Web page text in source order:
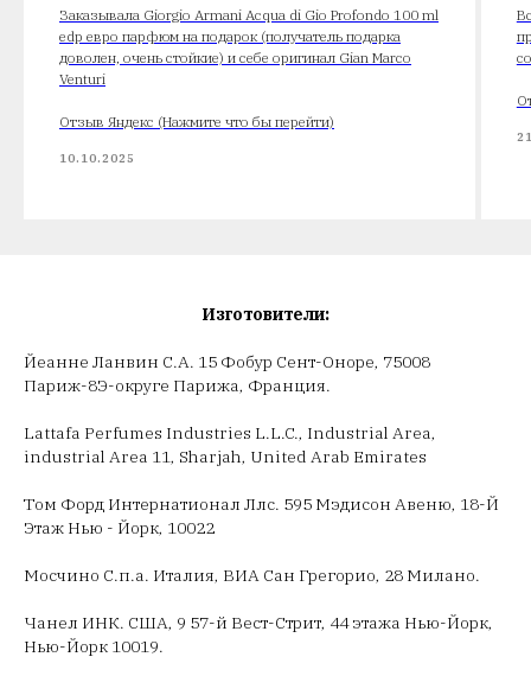
Заказывала Giorgio Armani Acqua di Gio Profondo 100 ml
edp евро парфюм на подарок (получатель подарка
доволен, очень стойкие) и себе оригинал Gian Marco
Venturi
Отзыв Яндекс (Нажмите что бы перейти)
10.10.2025
Изготовители:
Йеанне Ланвин С.А. 15 Фобур Сент-Оноре, 75008
Париж-8Э-округе Парижа, Франция.
Lattafa Perfumes Industries L.L.C., Industrial Area,
industrial Area 11, Sharjah, United Arab Emirates
Том Форд Интернатионал Ллс. 595 Мэдисон Авеню, 18-Й
Этаж Нью - Йорк, 10022
Мосчино С.п.а. Италия, ВИА Сан Грегорио, 28 Милано.
Чанел ИНК. США, 9 57-й Вест-Стрит, 44 этажа Нью-Йорк,
Нью-Йорк 10019.